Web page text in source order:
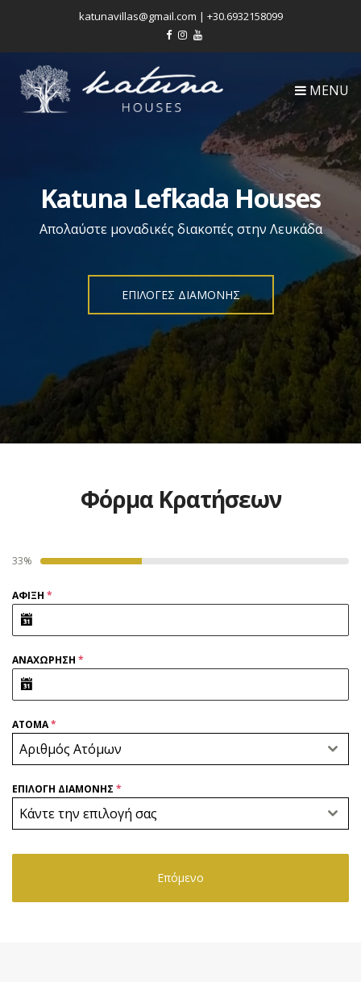
katunavillas@gmail.com | +30.6932158099
MENU
Katuna Lefkada Houses
Απολαύστε μοναδικές διακοπές στην Λευκάδα
ΕΠΙΛΟΓΕΣ ΔΙΑΜΟΝΗΣ
Φόρμα Κρατήσεων
33%
ΑΦΙΞΗ *
ΑΝΑΧΩΡΗΣΗ *
ΑΤΟΜΑ*
Αριθμός Ατόμων
ΕΠΙΛΟΓΗ ΔΙΑΜΟΝΗΣ *
Κάντε την επιλογή σας
Επόμενο